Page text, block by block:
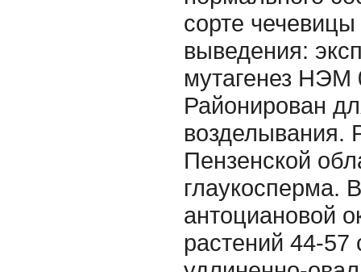
сорте
выведения:
мутагенез НЭМ
Районирован
возделывания.
Пензенской
глаукосперма.
антоциановой
растений 44-57